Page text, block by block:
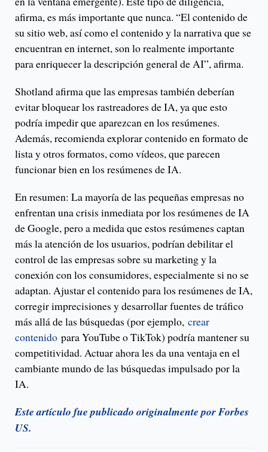
afirma, es más importante que nunca. “El contenido de
su sitio web, así como el contenido y la narrativa que se
encuentran en internet, son lo realmente importante
para enriquecer la descripción general de AI”, afirma.
Shotland afirma que las empresas también deberían
evitar bloquear los rastreadores de IA, ya que esto
podría impedir que aparezcan en los resúmenes.
Además, recomienda explorar contenido en formato de
lista y otros formatos, como vídeos, que parecen
funcionar bien en los resúmenes de IA.
En resumen: La mayoría de las pequeñas empresas no
enfrentan una crisis inmediata por los resúmenes de IA
de Google, pero a medida que estos resúmenes captan
más la atención de los usuarios, podrían debilitar el
control de las empresas sobre su marketing y la
conexión con los consumidores, especialmente si no se
adaptan. Ajustar el contenido para los resúmenes de IA,
corregir imprecisiones y desarrollar fuentes de tráfico
más allá de las búsquedas (por ejemplo, crear
contenido para YouTube o TikTok) podría mantener su
competitividad. Actuar ahora les da una ventaja en el
cambiante mundo de las búsquedas impulsado por la
IA.
Este artículo fue publicado originalmente por Forbes
US.